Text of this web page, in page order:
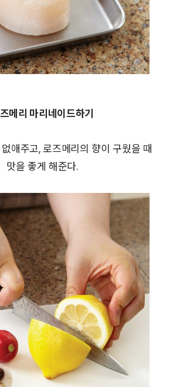
메리 마리네이드하기
애주고, 로즈메리의 향이 구웠을 때
맛을 좋게 해준다.